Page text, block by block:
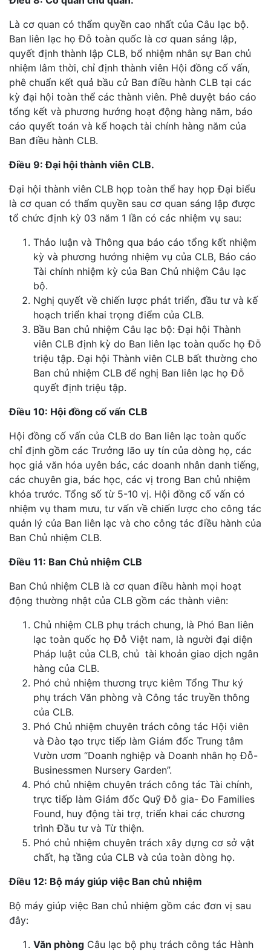
Là cơ quan có thẩm quyền cao nhất của Câu lạc bộ.
Ban liên lạc họ Đỗ toàn quốc là cơ quan sáng lập,
quyết định thành lập CLB, bổ nhiệm nhân sự Ban chủ
nhiệm lâm thời, chỉ định thành viên Hội đồng cố vấn,
phê chuẩn kết quả bầu cử Ban điều hành CLB tại các
kỳ đại hội toàn thể các thành viên. Phê duyệt báo cáo
tổng kết và phương hướng hoạt động hàng năm, báo
cáo quyết toán và kế hoạch tài chính hàng năm của
Ban điều hành CLB.
Điều 9: Đại hội thành viên CLB.
Đại hội thành viên CLB họp toàn thể hay họp Đại biểu
là cơ quan có thẩm quyền sau cơ quan sáng lập được
tổ chức định kỳ 03 năm 1 lần có các nhiệm vụ sau:
Thảo luận và Thông qua báo cáo tổng kết nhiệm
kỳ và phương hướng nhiệm vụ của CLB, Báo cáo
Tài chính nhiệm kỳ của Ban Chủ nhiệm Câu lạc
bộ.
Nghị quyết về chiến lược phát triển, đầu tư và kế
hoạch triển khai trọng điểm của CLB.
Bầu Ban chủ nhiệm Câu lạc bộ: Đại hội Thành
viên CLB định kỳ do Ban liên lạc toàn quốc họ Đỗ
triệu tập. Đại hội Thành viên CLB bất thường cho
Ban chủ nhiệm CLB để nghị Ban liên lạc họ Đỗ
quyết định triệu tập.
Điều 10: Hội đồng cố vấn CLB
Hội đồng cố vấn của CLB do Ban liên lạc toàn quốc
chỉ định gồm các Trưởng lão uy tín của dòng họ, các
học giả văn hóa uyên bác, các doanh nhân danh tiếng,
các chuyên gia, bác học, các vị trong Ban chủ nhiệm
khóa trước. Tổng số từ 5-10 vị. Hội đồng cố vấn có
nhiệm vụ tham mưu, tư vấn về chiến lược cho công tác
quản lý của Ban liên lạc và cho công tác điều hành của
Ban Chủ nhiệm CLB.
Điều 11: Ban Chủ nhiệm CLB
Ban Chủ nhiệm CLB là cơ quan điều hành mọi hoạt
động thường nhật của CLB gồm các thành viên:
Chủ nhiệm CLB phụ trách chung, là Phó Ban liên
lạc toàn quốc họ Đỗ Việt nam, là người đại diện
Pháp luật của CLB, chủ tài khoản giao dịch ngân
hàng của CLB.
Phó chủ nhiệm thương trực kiêm Tổng Thư ký
phụ trách Văn phòng và Công tác truyền thông
của CLB.
Phó Chủ nhiệm chuyên trách công tác Hội viên
và Đào tạo trực tiếp làm Giám đốc Trung tâm
Vườn ươm “Doanh nghiệp và Doanh nhân họ Đỗ-
Businessmen Nursery Garden”.
Phó chủ nhiệm chuyên trách công tác Tài chính,
trực tiếp làm Giám đốc Quỹ Đỗ gia- Đo Families
Found, huy động tài trợ, triển khai các chương
trình Đầu tư và Từ thiện.
Phó chủ nhiệm chuyên trách xây dựng cơ sở vật
chất, hạ tầng của CLB và của toàn dòng họ.
Điều 12: Bộ máy giúp việc Ban chủ nhiệm
Bộ máy giúp việc Ban chủ nhiệm gồm các đơn vị sau
đây:
Văn phòng Câu lạc bộ phụ trách công tác Hành